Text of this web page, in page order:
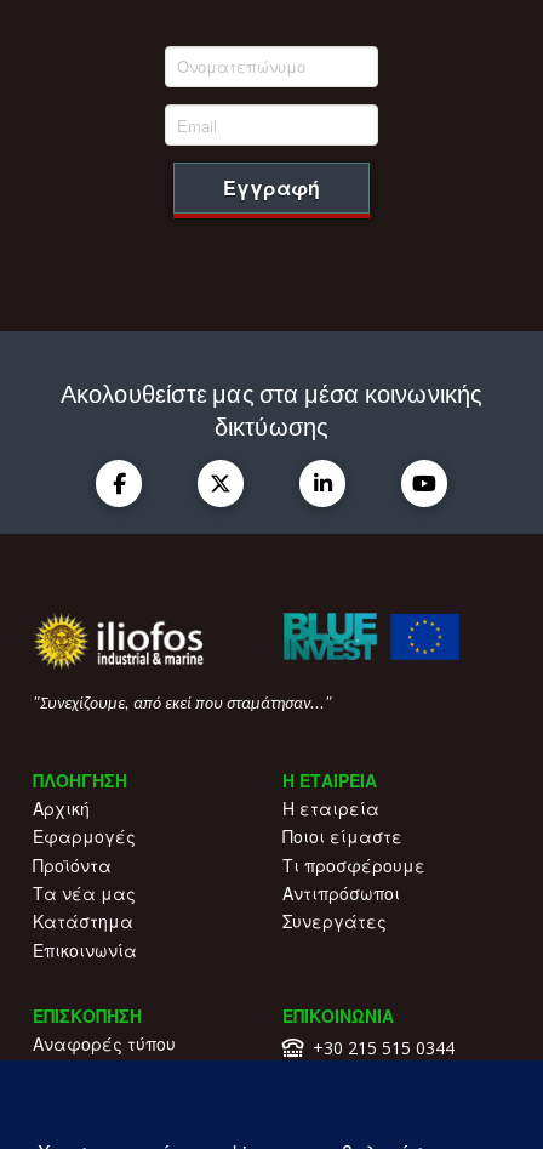
Εγγραφή
Ακολουθείστε μας στα μέσα κοινωνικής
δικτύωσης
"Συνεχίζουμε, από εκεί που σταμάτησαν..."
ΠΛΟΗΓΗΣΗ
Αρχική
Εφαρμογές
Προϊόντα
Τα νέα μας
Κατάστημα
Επικοινωνία
Η ΕΤΑΙΡΕΙΑ
Η εταιρεία
Ποιοι είμαστε
Τι προσφέρουμε
Αντιπρόσωποι
Συνεργάτες
ΕΠΙΣΚΟΠΗΣΗ
Αναφορές τύπου
ΕΠΙΚΟΙΝΩΝΙΑ
+30 215 515 0344